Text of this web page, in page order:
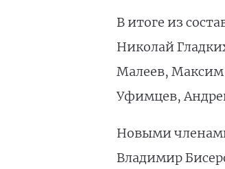
В итоге из
Николай
Малеев, Максим
Уфимцев,
Новыми членами
Владимир